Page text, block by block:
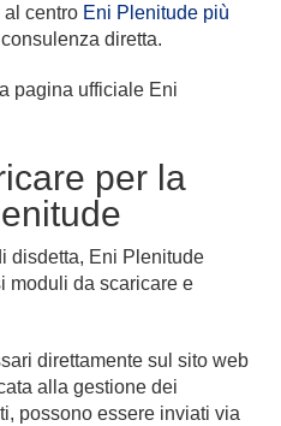
al centro Eni Plenitude più
diretta.
pagina ufficiale Eni
per la
disdetta, Eni Plenitude
moduli da scaricare e
direttamente sul sito web
alla gestione dei
possono essere inviati via